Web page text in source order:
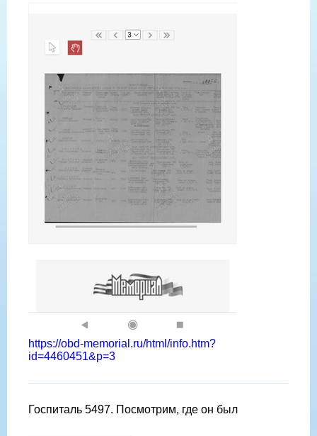
https://obd-memorial.ru/html/info.htm?
id=4460451&p=3
Госпиталь 5497. Посмотрим, где он был